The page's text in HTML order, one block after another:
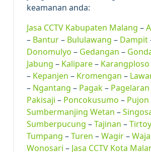
keamanan anda:
Jasa CCTV Kabupaten Malang –
– Bantur– Bululawang – Dampit
Donomulyo – Gedangan –
Jabung – Kalipare– Karangploso
– Kepanjen – Kromengan –
– Ngantang – Pagak– Pagelaran
Pakisaji – Poncokusumo – Pujon
Sumbermanjing Wetan –
Sumberpucung –Tajinan –
Tumpang –Turen –Wagir–
Wonosari – Jasa CCTV Kota